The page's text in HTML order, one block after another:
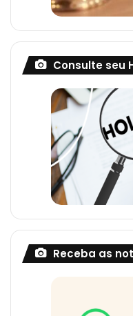
Consulte seu
Receba as